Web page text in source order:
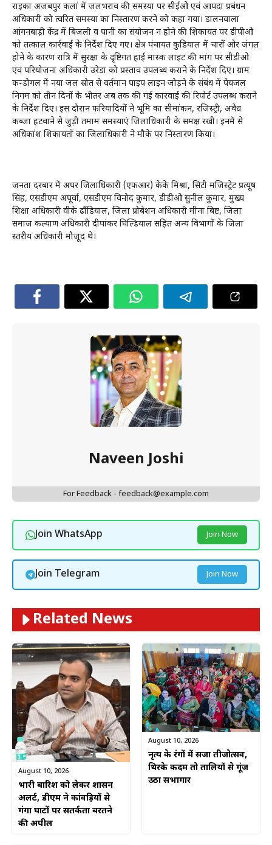
राइका अजबपुर कलां में जलभराव की समस्या पर सीईओ एवं आपदा प्रबंधन
अधिकारी को त्वरित समस्या का निस्तारण करने को कहा गया। डालनवाला
आंगनबाड़ी केंद्र में बिजली व पानी का संयोजन न होने की शिकायत पर डीपीओ
को तत्काल कार्रवाई के निर्देश दिए गए। क्षेत्र पंचायत कुडियाल में चारों ओर जंगल
होने के कारण रात्रि में सुरक्षा के दृष्टिगत हाई मास्क लाइट की मांग पर सीडीओ
एवं परियोजना अधिकारी उरेडा को प्रस्ताव उपलब्ध कराने के निर्देश दिए। ग्राम
कन्डोगल में नया जल स्रोत से वर्तमान पाइप लाइन जोड़ने के संबंध में पेयजल
निगम को तीन दिनों के भीतर अब तक की गई कारवाई की रिपोर्ट उपलब्ध कराने
के निर्देश दिए। इस दौरान फरियादियों ने भूमि का सीमांकन, रजिस्ट्री, अवैध
कब्जा हटवाने से जुड़ी तमाम समस्याएं जिलाधिकारी के समक्ष रखी। इनमें से
अधिकांश शिकायतों का जिलाधिकारी ने मौके पर निस्तारण किया।
जनता दरबार में अपर जिलाधिकारी (एफआर) केके मिश्रा, सिटी मजिस्ट्रेट प्रत्यूष
सिंह, एसडीएम अपूर्वा, एसडीएम विनोद कुमार, डीडीओ सुनील कुमार, मुख्य
शिक्षा अधिकारी वीके ढौंडियाल, जिला प्रोबेशन अधिकारी मीना बिष्ट, जिला
समाज कल्याण अधिकारी दीपांकर घिल्डियाल सहित अन्य विभागों के जिला
स्तरीय अधिकारी मौजूद थे।
Naveen Joshi
For Feedback - feedback@example.com
Join WhatsApp Join Now
Join Telegram Join Now
Related News
August 10, 2026
भारी बारिश को लेकर प्रशासन
अलर्ट, डीएम ने कांवड़ियों से
गंगा घाटों पर सतर्कता बरतने
की अपील
August 10, 2026
नृत्य के रंगों में सजा तीजोत्सव,
थिरके कदम तो तालियों से गूंज
उठा सभागार